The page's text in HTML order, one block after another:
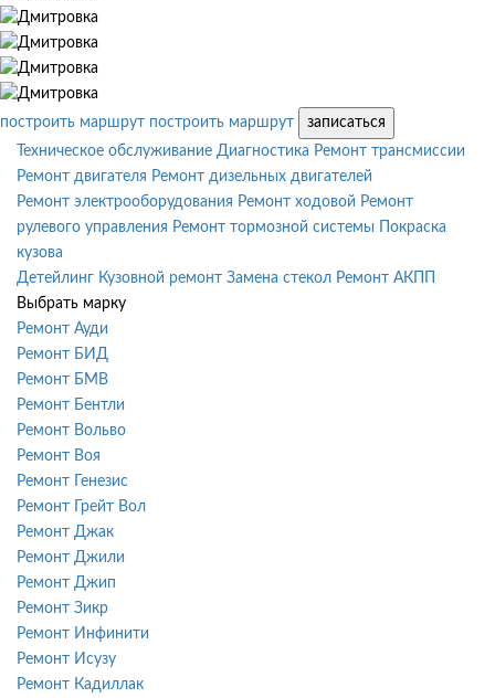
построить маршрут построить маршрут
записаться
Техническое обслуживание Диагностика Ремонт трансмиссии
Ремонт двигателя Ремонт дизельных двигателей
Ремонт электрооборудования Ремонт ходовой Ремонт
рулевого управления Ремонт тормозной системы
Покраска
кузова
Детейлинг Кузовной ремонт Замена стекол Ремонт АКПП
Выбрать марку
Ремонт Ауди
Ремонт БИД
Ремонт БМВ
Ремонт Бентли
Ремонт Вольво
Ремонт Воя
Ремонт Генезис
Ремонт Грейт Вол
Ремонт Джак
Ремонт Джили
Ремонт Джип
Ремонт Зикр
Ремонт Инфинити
Ремонт Исузу
Ремонт Кадиллак